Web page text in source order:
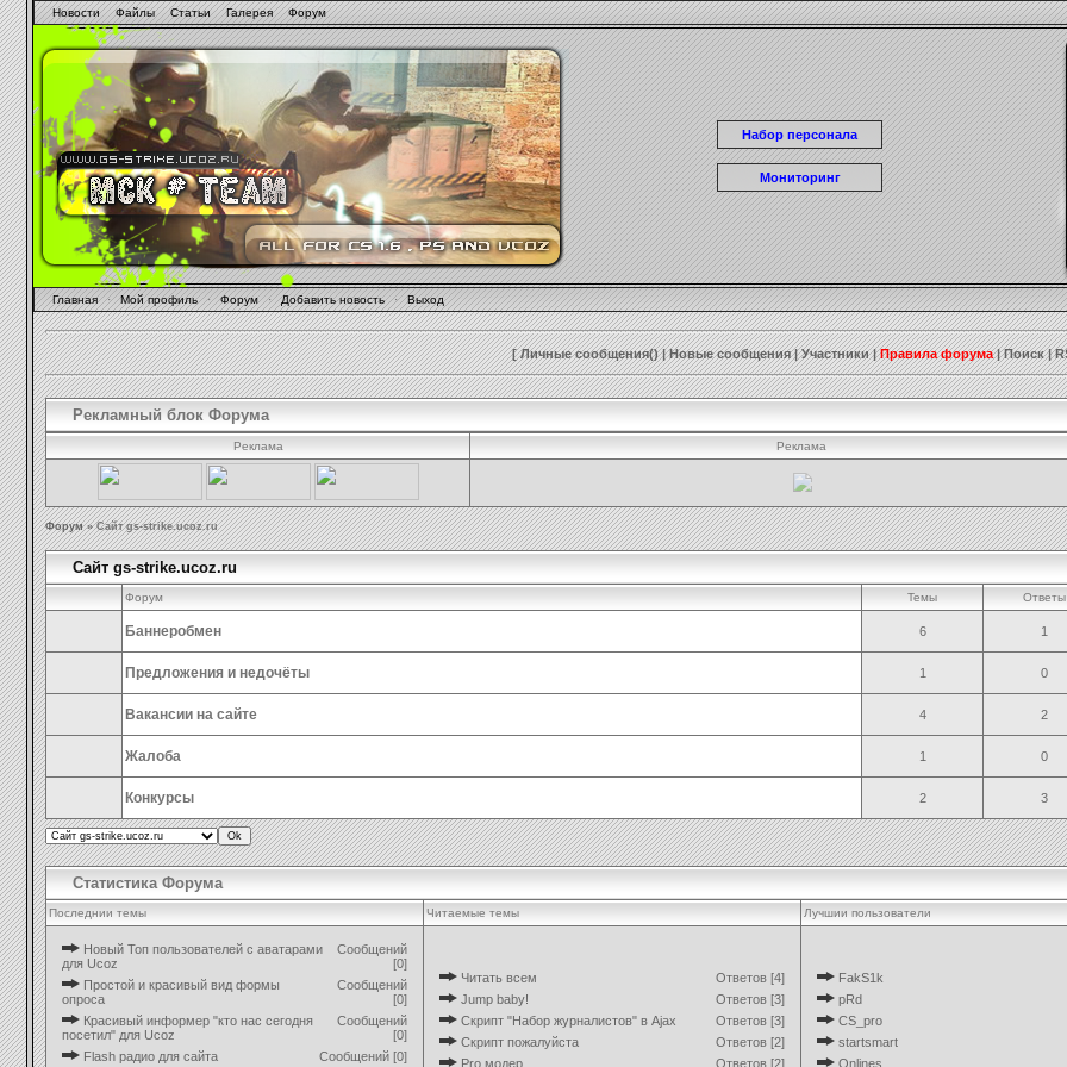
Новости Файлы Статьи Галерея Форум
Набор персонала
Мониторинг
Главная · Мой профиль · Форум · Добавить новость · Выход
[Личные сообщения()|Новые сообщения|Участники|Правила форума|Поиск|
Рекламный блок Форума
Реклама Реклама
Форум » Сайт gs-strike.ucoz.ru
Сайт gs-strike.ucoz.ru
Форум Темы Ответы
Баннеробмен 6 1
Предложения и недочёты 1 0
Вакансии на сайте 4 2
Жалоба 1 0
Конкурсы 2 3
Статистика Форума
Последнии темы Читаемые темы Лучшии пользователи
Новый Топ пользователей с аватарами
для Ucoz
Сообщений
[0]
Простой и красивый вид формы
опроса
Сообщений
[0]
Красивый информер "кто нас сегодня
посетил" для Ucoz
Сообщений
[0]
Flash радио для сайта
Сообщений [0]
Читать всем
Ответов [4]
Jump baby!
Ответов [3]
Скрипт "Набор журналистов" в Ajax
Ответов [3]
Скрипт пожалуйста
Ответов [2]
Pro модер
Ответов [2]
FakS1k
pRd
CS_pro
startsmart
Onlines